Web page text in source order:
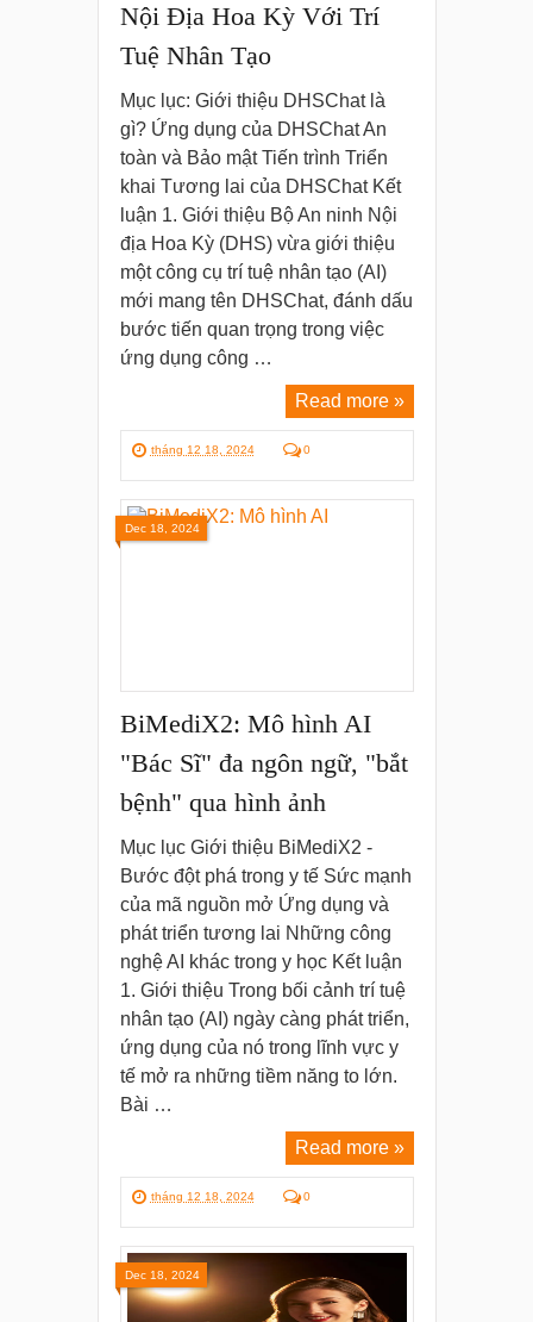
Nội Địa Hoa Kỳ Với Trí
Tuệ Nhân Tạo
Mục lục: Giới thiệu DHSChat là
gì? Ứng dụng của DHSChat An
toàn và Bảo mật Tiến trình Triển
khai Tương lai của DHSChat Kết
luận 1. Giới thiệu Bộ An ninh Nội
địa Hoa Kỳ (DHS) vừa giới thiệu
một công cụ trí tuệ nhân tạo (AI)
mới mang tên DHSChat, đánh dấu
bước tiến quan trọng trong việc
ứng dụng công …
Read more »
tháng 12 18, 2024 0
BiMediX2: Mô hình AI
"Bác Sĩ" đa ngôn ngữ, "bắt
bệnh" qua hình ảnh
Mục lục Giới thiệu BiMediX2 -
Bước đột phá trong y tế Sức mạnh
của mã nguồn mở Ứng dụng và
phát triển tương lai Những công
nghệ AI khác trong y học Kết luận
1. Giới thiệu Trong bối cảnh trí tuệ
nhân tạo (AI) ngày càng phát triển,
ứng dụng của nó trong lĩnh vực y
tế mở ra những tiềm năng to lớn.
Bài …
Read more »
tháng 12 18, 2024 0
Dec 18, 2024
Dec 18, 2024